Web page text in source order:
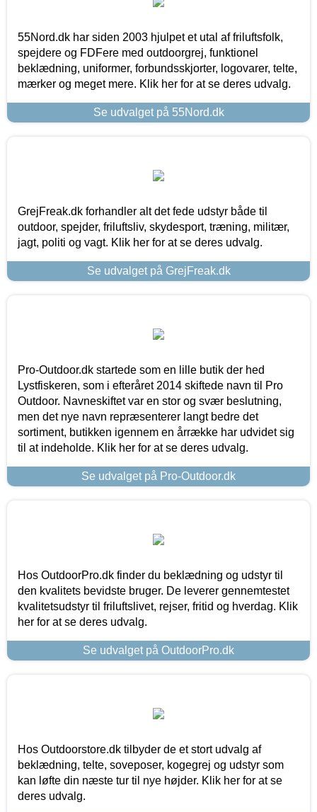
55Nord.dk har siden 2003 hjulpet et utal af friluftsfolk,
spejdere og FDFere med outdoorgrej, funktionel
beklædning, uniformer, forbundsskjorter, logovarer, telte,
mærker og meget mere. Klik her for at se deres udvalg.
Se udvalget på 55Nord.dk
GrejFreak.dk forhandler alt det fede udstyr både til
outdoor, spejder, friluftsliv, skydesport, træning, militær,
jagt, politi og vagt. Klik her for at se deres udvalg.
Se udvalget på GrejFreak.dk
Pro-Outdoor.dk startede som en lille butik der hed
Lystfiskeren, som i efteråret 2014 skiftede navn til Pro
Outdoor. Navneskiftet var en stor og svær beslutning,
men det nye navn repræsenterer langt bedre det
sortiment, butikken igennem en årrække har udvidet sig
til at indeholde. Klik her for at se deres udvalg.
Se udvalget på Pro-Outdoor.dk
Hos OutdoorPro.dk finder du beklædning og udstyr til
den kvalitets bevidste bruger. De leverer gennemtestet
kvalitetsudstyr til friluftslivet, rejser, fritid og hverdag. Klik
her for at se deres udvalg.
Se udvalget på OutdoorPro.dk
Hos Outdoorstore.dk tilbyder de et stort udvalg af
beklædning, telte, soveposer, kogegrej og udstyr som
kan løfte din næste tur til nye højder. Klik her for at se
deres udvalg.